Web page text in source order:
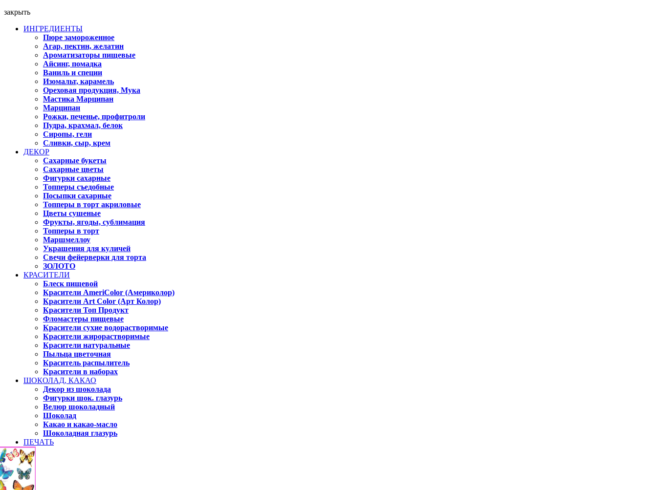
закрыть
ИНГРЕДИЕНТЫ
Пюре замороженное
Агар, пектин, желатин
Ароматизаторы пищевые
Айсинг, помадка
Ваниль и специи
Изомальт, карамель
Ореховая продукция, Мука
Мастика Марципан
Марципан
Рожки, печенье, профитроли
Пудра, крахмал, белок
Сиропы, гели
Сливки, сыр, крем
ДЕКОР
Сахарные букеты
Сахарные цветы
Фигурки сахарные
Топперы съедобные
Посыпки сахарные
Топперы в торт акриловые
Цветы сушеные
Фрукты, ягоды, сублимация
Топперы в торт
Маршмеллоу
Украшения для куличей
Свечи фейерверки для торта
ЗОЛОТО
КРАСИТЕЛИ
Блеск пищевой
Красители AmeriColor (Америколор)
Красители Art Color (Арт Колор)
Красители Топ Продукт
Фломастеры пищевые
Красители сухие водорастворимые
Красители жирорастворимые
Красители натуральные
Пыльца цветочная
Краситель распылитель
Красители в наборах
ШОКОЛАД, КАКАО
Декор из шоколада
Фигурки шок. глазурь
Велюр шоколадный
Шоколад
Какао и какао-масло
Шоколадная глазурь
ПЕЧАТЬ